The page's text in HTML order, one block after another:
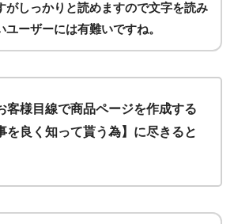
がしっかりと読めますので文字を読み
ユーザーには有難いですね。
客様目線で商品ページを作成する
を良く知って貰う為】 に尽きると